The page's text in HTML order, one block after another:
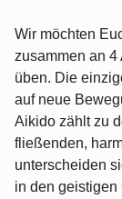
Wir möchten
zusammen an
üben. Die
auf neue
Aikido zählt zu
fließenden,
unterscheiden
in den geistigen